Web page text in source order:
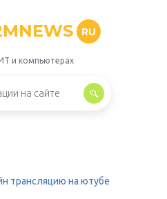
RU
и компьютерах
трансляцию на ютубе